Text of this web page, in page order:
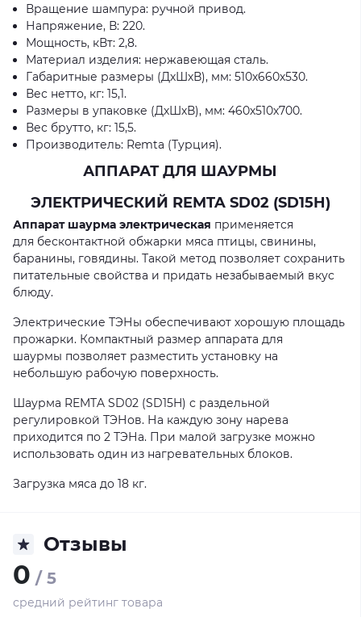
Вращение шампура: ручной привод.
Напряжение, В: 220.
Мощность, кВт: 2,8.
Материал изделия: нержавеющая сталь.
Габаритные размеры (ДхШхВ), мм: 510х660х530.
Вес нетто, кг: 15,1.
Размеры в упаковке (ДхШхВ), мм: 460х510х700.
Вес брутто, кг: 15,5.
Производитель: Remta (Турция).
АППАРАТ ДЛЯ ШАУРМЫ
ЭЛЕКТРИЧЕСКИЙ REMTA SD02 (SD15H)
Аппарат шаурма электрическая применяется
для бесконтактной обжарки мяса птицы, свинины,
баранины, говядины. Такой метод позволяет сохранить
питательные свойства и придать незабываемый вкус
блюду.
Электрические ТЭНы обеспечивают хорошую площадь
прожарки. Компактный размер аппарата для
шаурмы позволяет разместить установку на
небольшую рабочую поверхность.
Шаурма REMTA SD02 (SD15H) с раздельной
регулировкой ТЭНов. На каждую зону нарева
приходится по 2 ТЭНа. При малой загрузке можно
использовать один из нагревательных блоков.
Загрузка мяса до 18 кг.
Отзывы
0 / 5
средний рейтинг товара